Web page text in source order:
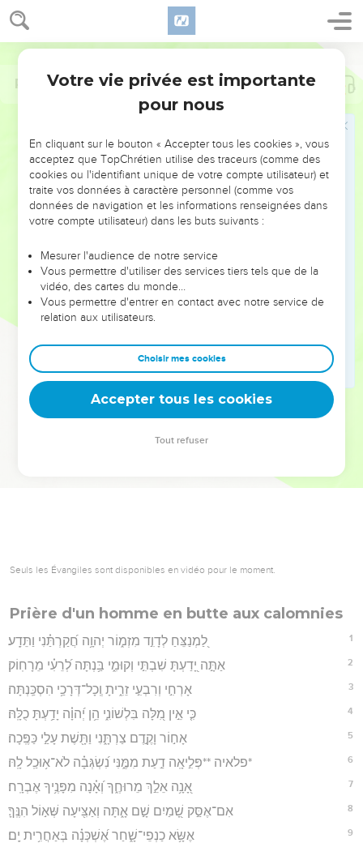
NE MANQUEZ PAS L’ÉVÉNEMENT
DE L’ANNÉE !
ET SI LEURS ERREURS POUVAIENT VOUS ÉVITER LES
VOTRES ?
leur foi ou leur vision. Mais on voit moins les doutes, les erreurs
et les saisons difficiles qu'ils ont traversés, alors même que ce
sont elles qui les ont façonnés.
Dans cette conférence, leaders, entrepreneurs, et responsables
clés pour avancer avec plus de sagesse afin que leurs erreurs
deviennent vos tremplins. Que vous guidiez un ministère, une
équipe, un groupe ou une famille, leur expérience est faite
Psaumes 139
Seuls les Évangiles sont disponibles en vidéo pour le moment.
Prière d'un homme en butte aux calomnies
1 לַ֭מְנַצֵּחַ לְדָוִ֣ד מִזְמ֑וֹר יְהוָ֥ה חֲ֝קַרְתַּ֗נִי וַתֵּדָֽע׃
2 אַתָּ֣ה יָ֭דַעְתָּ שִׁבְתִּ֣י וְקוּמִ֑י בַּ֥נְתָּה לְ֝רֵעִ֗י מֵרָחֽוֹק׃
3 אָרְחִ֣י וְרִבְעִ֣י זֵרִ֑יתָ וְֽכָל־דְּרָכַ֥י הִסְכַּֽנְתָּה׃
4 כִּ֤י אֵ֣ין מִ֭לָּה בִּלְשׁוֹנִ֑י הֵ֥ן יְ֝הוָ֗ה יָדַ֥עְתָּ כֻלָּֽהּ׃
5 אָח֣וֹר וָקֶ֣דֶם צַרְתָּ֑נִי וַתָּ֖שֶׁת עָלַ֣י כַּפֶּֽכָה׃
6 *פלאיה **פְּלִ֣יאָֽה דַ֣עַת מִמֶּ֑נִּי נִ֝שְׂגְּבָ֗ה לֹא־א֥וּכַֽל לָֽהּ׃
7 אָ֭נָ֥ה אֵלֵ֣ךְ מֵרוּחֶ֑ךָ וְ֝אָ֗נָה מִפָּנֶ֥יךָ אֶבְרָֽח׃
8 אִם־אֶסַּ֣ק שָׁ֭מַיִם שָׁ֣ם אָ֑תָּה וְאַצִּ֖יעָה שְּׁא֣וֹל הִנֶּֽךָּ׃
9 אֶשָּׂ֥א כַנְפֵי־שָׁ֑חַר אֶ֝שְׁכְּנָ֗ה בְּאַחֲרִ֥ית יָֽם׃
Votre vie privée est importante
pour nous
En cliquant sur le bouton « Accepter tous les cookies », vous
acceptez que TopChrétien utilise des traceurs (comme des
cookies ou l'identifiant unique de votre compte utilisateur) et
traite vos données à caractère personnel (comme vos
données de navigation et les informations renseignées dans
votre compte utilisateur) dans les buts suivants :
Mesurer l'audience de notre service
Vous permettre d'utiliser des services tiers tels que de la
vidéo, des cartes du monde…
Vous permettre d'entrer en contact avec notre service de
relation aux utilisateurs.
Choisir mes cookies
Accepter tous les cookies
Tout refuser